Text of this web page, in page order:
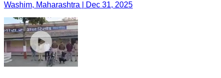
Washim, Maharashtra | Dec 31, 2025